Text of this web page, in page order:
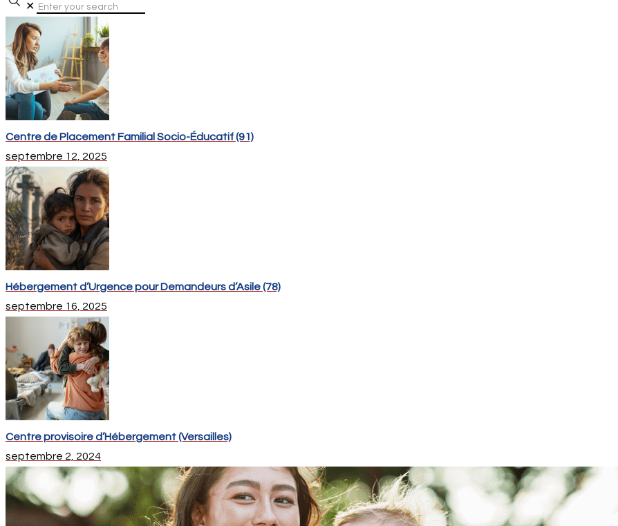
✕
Centre de Placement Familial Socio-Éducatif (91)
septembre 12, 2025
Hébergement d’Urgence pour Demandeurs d’Asile (78)
septembre 16, 2025
Centre provisoire d’Hébergement (Versailles)
septembre 2, 2024